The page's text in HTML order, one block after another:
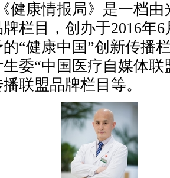
康情报局》是一档由
栏目，创办于2016年
“健康中国”创新传播
委“中国医疗自媒体联
联盟品牌栏目等。